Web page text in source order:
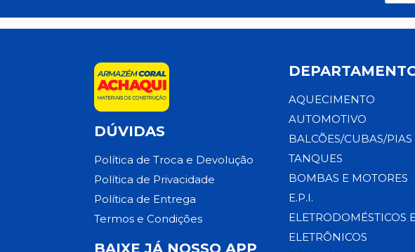
DÚVIDAS
Política de Troca e Devolução
Política de Privacidade
Política de Entrega
Termos e Condições
BAIXE JÁ NOSSO APP
AQUECIMENTO
AUTOMOTIVO
BALCÕES/CUBAS/PIAS
TANQUES
BOMBAS E MOTORES
E.P.I.
ELETRODOMÉSTICOS
ELETRÔNICOS